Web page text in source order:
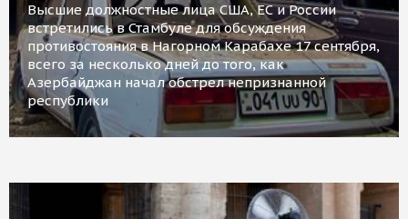
Высшие должностные лица США, ЕС и России
встретились в Стамбуле для обсуждения
противостояния в Нагорном Карабахе 17 сентября,
всего за несколько дней до того, как
Азербайджан начал обстрел непризнанной
республики